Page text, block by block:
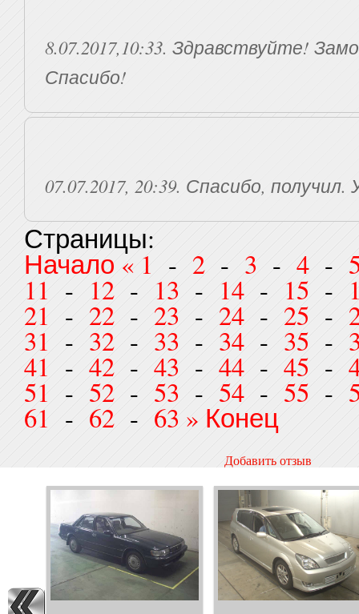
8.07.2017,10:33. Здравствуйте!
Спасибо!
07.07.2017, 20:39. Спасибо, получил.
Страницы:
Начало « 1 - 2 - 3 - 4 -
11 - 12 - 13 - 14 - 15 -
21 - 22 - 23 - 24 - 25 -
31 - 32 - 33 - 34 - 35 -
41 - 42 - 43 - 44 - 45 -
51 - 52 - 53 - 54 - 55 -
61 - 62 - 63 » Конец
Добавить отзыв
Отзыв *
Введите цифры с